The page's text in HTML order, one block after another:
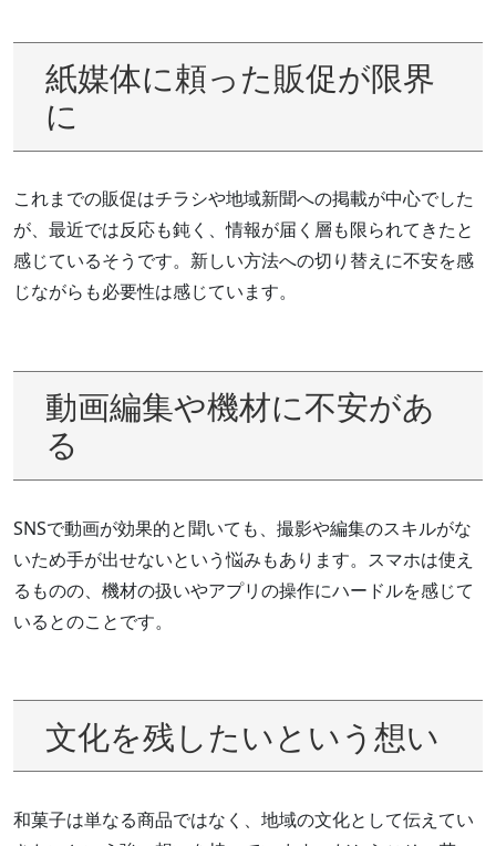
紙媒体に頼った販促が限界
に
これまでの販促はチラシや地域新聞への掲載が中心でした
が、最近では反応も鈍く、情報が届く層も限られてきたと
感じているそうです。新しい方法への切り替えに不安を感
じながらも必要性は感じています。
動画編集や機材に不安があ
る
SNSで動画が効果的と聞いても、撮影や編集のスキルがな
いため手が出せないという悩みもあります。スマホは使え
るものの、機材の扱いやアプリの操作にハードルを感じて
いるとのことです。
文化を残したいという想い
和菓子は単なる商品ではなく、地域の文化として伝えてい